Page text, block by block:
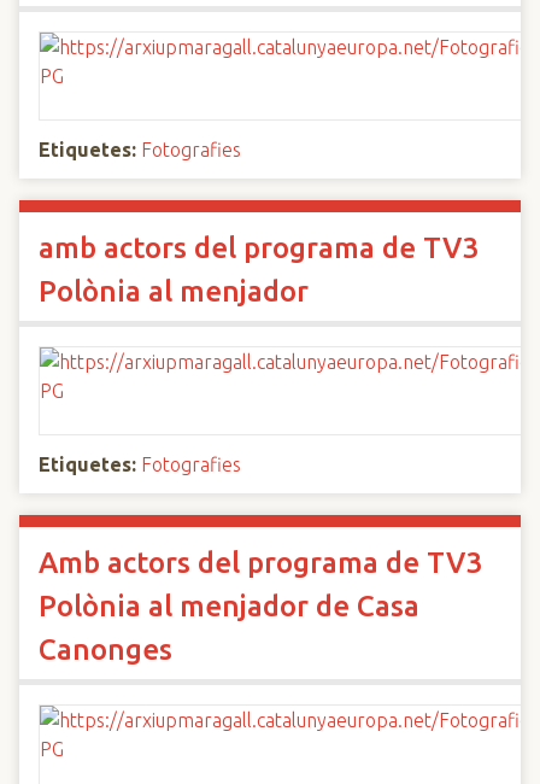
Etiquetes: Fotografies
amb actors del programa de TV3
Polònia al menjador
Etiquetes: Fotografies
Amb actors del programa de TV3
Polònia al menjador de Casa
Canonges